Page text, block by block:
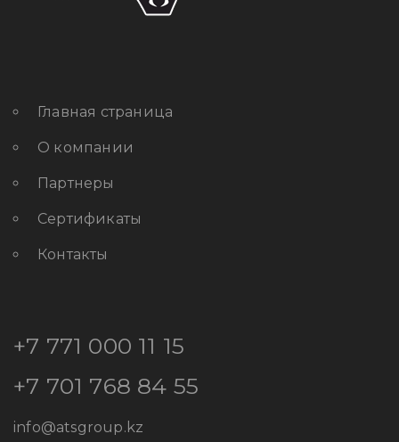
Главная страница
О компании
Партнеры
Сертификаты
Контакты
+7 771 000 11 15
+7 701 768 84 55
info@atsgroup.kz